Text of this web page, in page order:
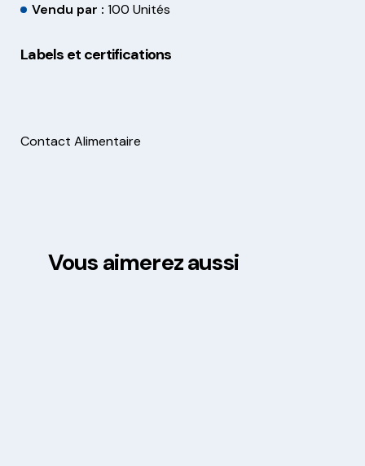
Vendu par : 100 Unités
Labels et certifications
Contact Alimentaire
Vous aimerez aussi